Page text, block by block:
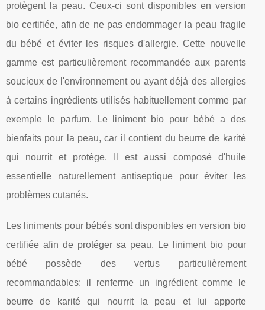
protègent la peau. Ceux-ci sont disponibles en version
bio certifiée, afin de ne pas endommager la peau fragile
du bébé et éviter les risques d'allergie. Cette nouvelle
gamme est particulièrement recommandée aux parents
soucieux de l'environnement ou ayant déjà des allergies
à certains ingrédients utilisés habituellement comme par
exemple le parfum. Le liniment bio pour bébé a des
bienfaits pour la peau, car il contient du beurre de karité
qui nourrit et protège. Il est aussi composé d'huile
essentielle naturellement antiseptique pour éviter les
problèmes cutanés.
Les liniments pour bébés sont disponibles en version bio
certifiée afin de protéger sa peau. Le liniment bio pour
bébé possède des vertus particulièrement
recommandables: il renferme un ingrédient comme le
beurre de karité qui nourrit la peau et lui apporte